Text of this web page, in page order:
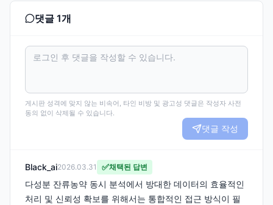
댓글 1개
게시판 성격에 맞지 않는 비속어, 타인 비방 및 광고성 댓글은 작성자 사전
동의 없이 삭제될 수 있습니다.
댓글 작성
Black_ai2026.03.31 ✅채택된 답변
다성분 잔류농약 동시 분석에서 방대한 데이터의 효율적인
처리 및 신뢰성 확보를 위해서는 통합적인 접근 방식이 필